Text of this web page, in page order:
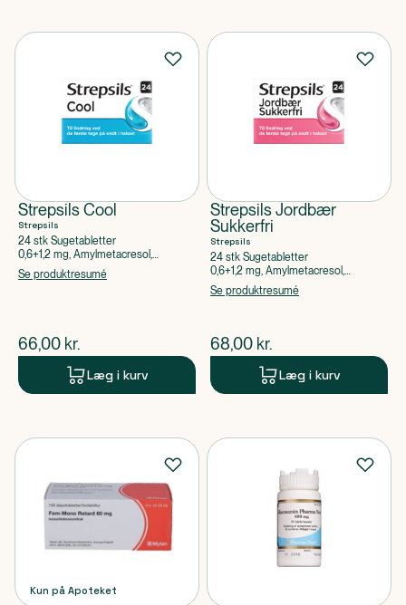
Strepsils Cool
Strepsils
24 stk Sugetabletter
0,6+1,2 mg, Amylmetacresol,
Dichlorbenzylalkohol
Se produktresumé
$nuværende pris
66,00 kr.
Læg i kurv
Strepsils Jordbær
Sukkerfri
Strepsils
24 stk Sugetabletter
0,6+1,2 mg, Amylmetacresol,
Dichlorbenzylalkohol
Se produktresumé
$nuværende pris
68,00 kr.
Læg i kurv
Kun på Apoteket